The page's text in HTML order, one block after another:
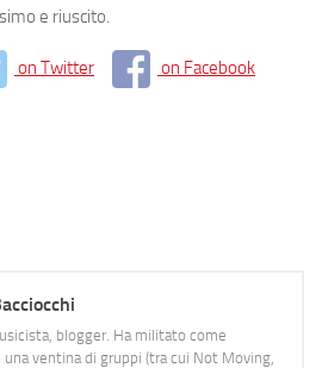
e riuscito.
on Twitter on Facebook
blogger. Ha militato come
ventina di gruppi (tra cui Not Moving,